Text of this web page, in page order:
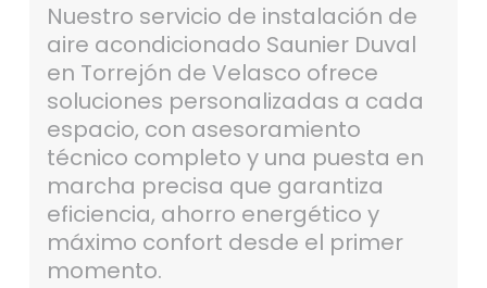
Nuestro servicio de instalación de
aire acondicionado Saunier Duval
en Torrejón de Velasco ofrece
soluciones personalizadas a cada
espacio, con asesoramiento
técnico completo y una puesta en
marcha precisa que garantiza
eficiencia, ahorro energético y
máximo confort desde el primer
momento.